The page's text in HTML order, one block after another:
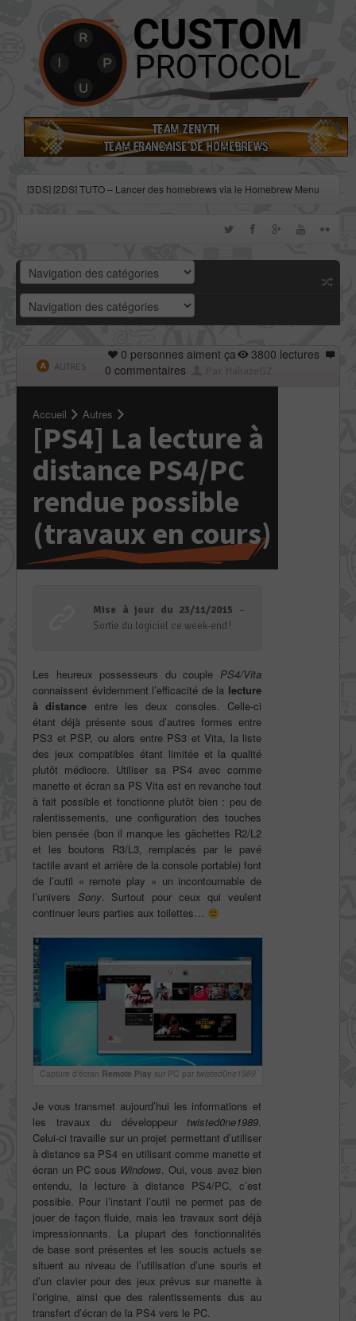
[3DS] [2DS] TUTO – Lancer des homebrews via le Homebrew Menu
[3DS] [2DS] TUTO - Utiliser l’exploit BannerBomb3 pour obtenir un
[3DS] [2DS] TUTO – Obtenir sa clé « movable.sed » de chiffrage
DSiWare via Seedminer
[Vita] Firmware 3.71 : et un nouveau firmware inutile, un !
AUTRES
3800 lectures
0 personnes aiment ça
0 commentaires
Accueil Autres
[PS4] La lecture à
distance PS4/PC
rendue possible
(travaux en cours)
Mise à jour du 23/11/2015 –
Sortie du logiciel ce week-end !
Les heureux possesseurs du couple PS4/Vita
connaissent évidemment l’efficacité de la lecture
à distance entre les deux consoles. Celle-ci
étant déjà présente sous d’autres formes entre
PS3 et PSP, ou alors entre PS3 et Vita, la liste
des jeux compatibles étant limitée et la qualité
plutôt médiocre. Utiliser sa PS4 avec comme
manette et écran sa PS Vita est en revanche tout
à fait possible et fonctionne plutôt bien : peu de
ralentissements, une configuration des touches
bien pensée (bon il manque les gâchettes R2/L2
et les boutons R3/L3, remplacés par le pavé
tactile avant et arrière de la console portable) font
de l’outil « remote play » un incontournable de
l’univers Sony. Surtout pour ceux qui veulent
continuer leurs parties aux toilettes…
Capture d’écran Remote Play sur PC par twisted0ne1989
Je vous transmet aujourd’hui les informations et
les travaux du développeurtwisted0ne1989.
Celui-ci travaille sur un projet permettant d’utiliser
à distance sa PS4 en utilisant comme manette et
écran un PC sous Windows. Oui, vous avez bien
entendu, la lecture à distance PS4/PC, c’est
possible. Pour l’instant l’outil ne permet pas de
jouer de façon fluide, mais les travaux sont déjà
impressionnants. La plupart des fonctionnalités
de base sont présentes et les soucis actuels se
situent au niveau de l’utilisation d’une souris et
d’un clavier pour des jeux prévus sur manette à
l’origine, ainsi que des ralentissements dus au
transfert d’écran de la PS4 vers le PC.